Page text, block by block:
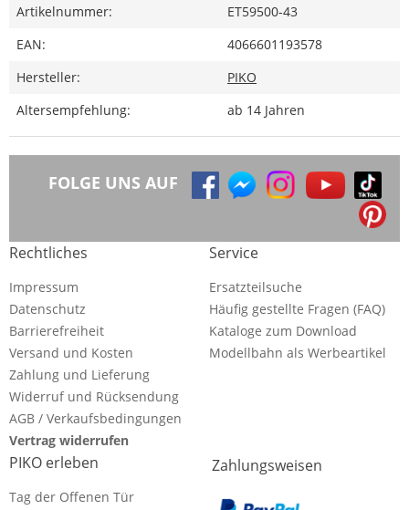
Artikelnummer:
ET59500-43
EAN:
4066601193578
Hersteller:
PIKO
Altersempfehlung:
ab 14 Jahren
FOLGE UNS AUF
Rechtliches
Impressum
Datenschutz
Barrierefreiheit
Versand und Kosten
Zahlung und Lieferung
Widerruf und Rücksendung
AGB / Verkaufsbedingungen
Vertrag widerrufen
Service
Ersatzteilsuche
Häufig gestellte Fragen (FAQ)
Kataloge zum Download
Modellbahn als Werbeartikel
PIKO erleben
Tag der Offenen Tür
Zahlungsweisen